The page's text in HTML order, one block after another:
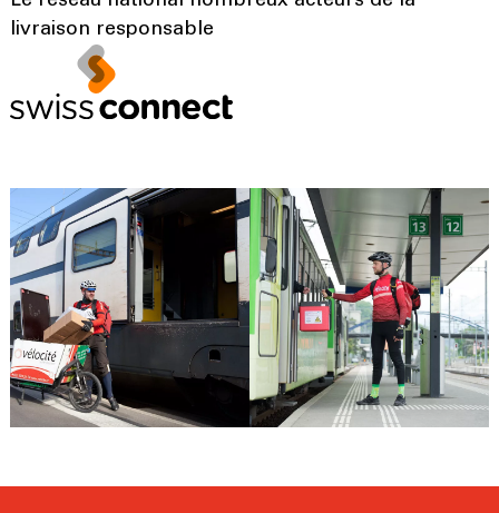
livraison responsable